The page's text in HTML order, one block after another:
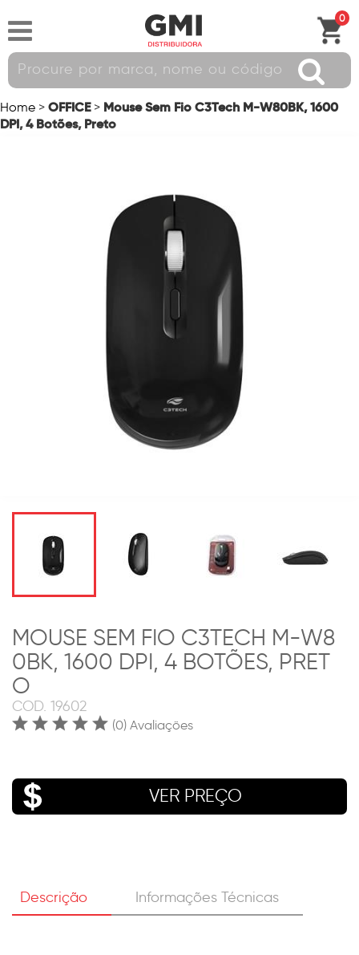
0
Home > OFFICE > Mouse Sem Fio C3Tech M-W80BK, 1600
DPI, 4 Botões, Preto
MOUSE SEM FIO C3TECH M-W8
0BK, 1600 DPI, 4 BOTÕES, PRET
O
COD. 19602
(0) Avaliações
VER PREÇO
Descrição Informações Técnicas